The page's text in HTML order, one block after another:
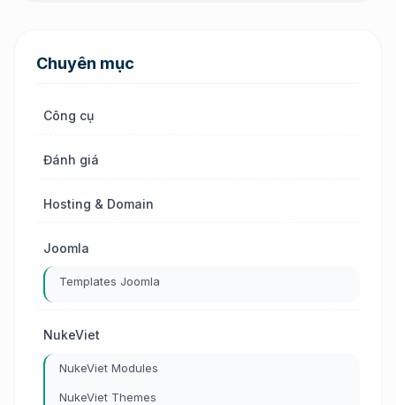
Chuyên mục
Công cụ
Đánh giá
Hosting & Domain
Joomla
Templates Joomla
NukeViet
NukeViet Modules
NukeViet Themes